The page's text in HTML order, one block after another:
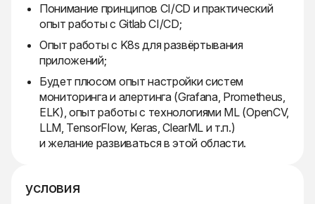
Понимание принципов CI/CD и практический
опыт работы с Gitlab CI/CD;
Опыт работы с K8s для развёртывания
приложений;
Будет плюсом опыт настройки систем
мониторинга и алертинга (Grafana, Prometheus,
ELK), опыт работы с технологиями ML (OpenCV,
LLM, TensorFlow, Keras, ClearML и т.п.)
и желание развиваться в этой области.
условия